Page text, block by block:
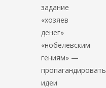
задание
«хозяев
денег»
«нобелевским
гениям» —
пропагандировать
идеи